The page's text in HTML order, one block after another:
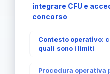
integrare CFU e
concorso
Contesto operativo:
quali sono i limiti
Procedura operativa